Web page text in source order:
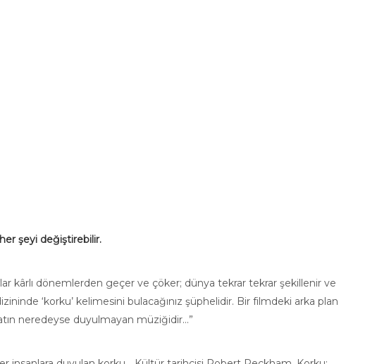
şeyi değiştirebilir.
kârlı dönemlerden geçer ve çöker; dünya tekrar tekrar şekillenir ve
‘korku’ kelimesini bulacağınız şüphelidir. Bir filmdeki arka plan
neredeyse duyulmayan müziğidir...”